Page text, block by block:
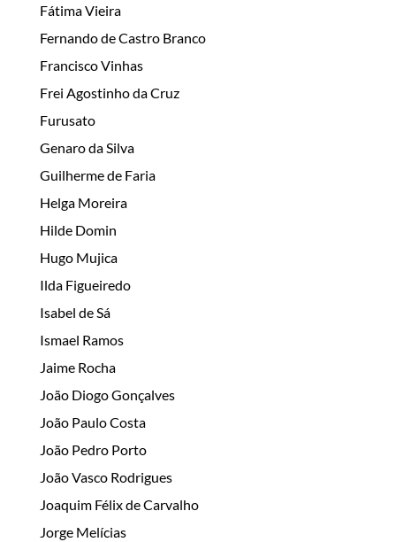
Fátima Vieira
Fernando de Castro Branco
Francisco Vinhas
Frei Agostinho da Cruz
Furusato
Genaro da Silva
Guilherme de Faria
Helga Moreira
Hilde Domin
Hugo Mujica
Ilda Figueiredo
Isabel de Sá
Ismael Ramos
Jaime Rocha
João Diogo Gonçalves
João Paulo Costa
João Pedro Porto
João Vasco Rodrigues
Joaquim Félix de Carvalho
Jorge Melícias